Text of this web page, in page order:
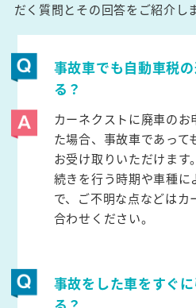
だく質問とその回答をご紹介し
事故車でも自動車税
る？
カーネクストに廃車の
た場合、事故車であって
お受け取りいただけま
続きを行う時期や車種に
で、ご不明な点などはカ
合わせください。
事故をした車をすぐ